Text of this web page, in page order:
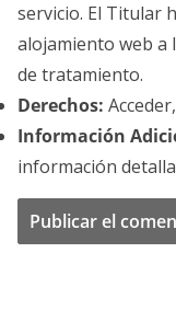
servicio. El Titular
alojamiento web a
de tratamiento.
Derechos:
Información
información